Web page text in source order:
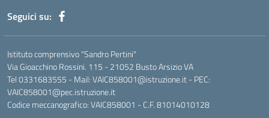
Seguici su:
Istituto comprensivo "Sandro Pertini"
Via Gioacchino Rossini. 115 - 21052 Busto Arsizio VA
Tel 0331683555 - Mail: VAIC858001@istruzione.it - PEC:
VAIC858001@pec.istruzione.it
Codice meccanografico: VAIC858001 - C.F. 81014010128